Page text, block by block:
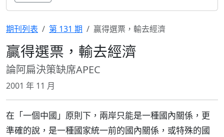
期刊列表 第 131 期 贏得選票，輸去經濟
贏得選票，輸去經濟
論阿扁決策缺席APEC
2001 年 11 月
在「一個中國」原則下，兩岸只能是一種國內關係，更
準確的說，是一種國家統一前的國內關係，或特殊的國